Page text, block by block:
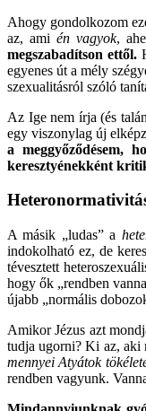
Ahogy gondolkozom
az, ami én vagyok,
megszabadítson ettől.
egyenes út a mély
szexualitásról szóló
Az Ige nem írja (és
egy viszonylag új
a meggyőződésem,
keresztyénekként
A másik „ludas” a
indokolható ez, de
tévesztett
hogy ők „rendben
újabb „normális
Amikor Jézus azt
tudja ugorni? Ki az, aki
mennyei Atyátok
rendben vagyunk.